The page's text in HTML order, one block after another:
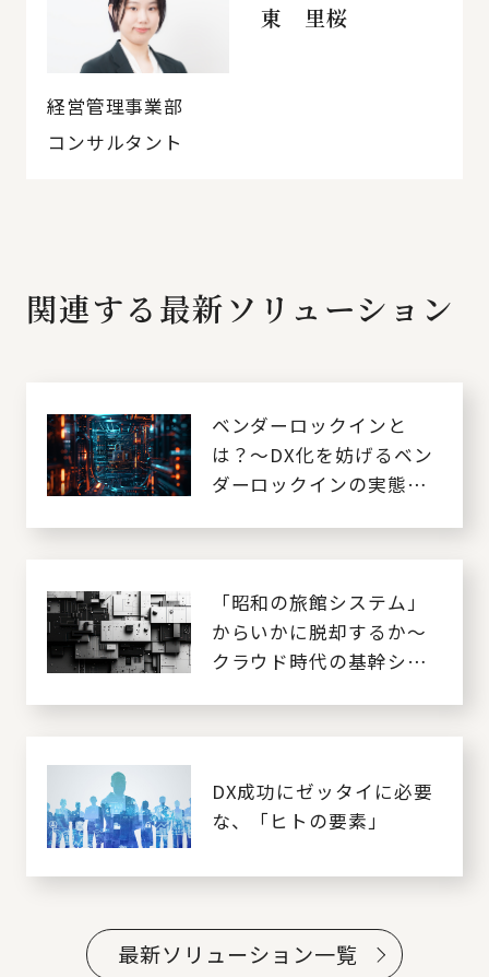
東 里桜
経営管理事業部
コンサルタント
関連する最新ソリューション
ベンダーロックインと
は？～DX化を妨げるベン
ダーロックインの実態と
「昭和の旅館システム」
からいかに脱却するか～
クラウド時代の基幹シス
DX成功にゼッタイに必要
な、「ヒトの要素」
最新ソリューション一覧